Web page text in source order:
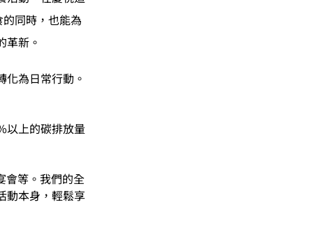
同時，也能為
革新。
為日常行動。
以上的碳排放量
會等。我們的全
動本身，輕鬆享